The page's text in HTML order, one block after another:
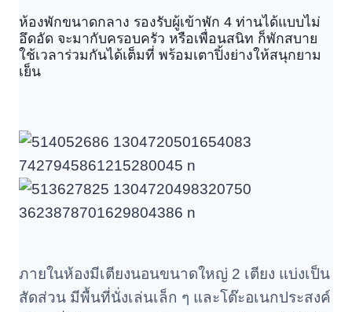
ห้องพักขนาดกลาง รองรับผู้เข้าพัก 4 ท่านได้แบบไม่
อึดอัด จะมากับครอบครัว หรือเพื่อนสนิท ก็พักสบาย
ใช้เวลาร่วมกันได้เต็มที่ พร้อมเตาปิ้งย่างให้สนุกยาม
เย็น
ภายในห้องมีเตียงนอนขนาดใหญ่ 2 เตียง แบ่งเป็น
สัดส่วน มีพื้นที่นั่งเล่นเล็ก ๆ และโต๊ะอเนกประสงค์